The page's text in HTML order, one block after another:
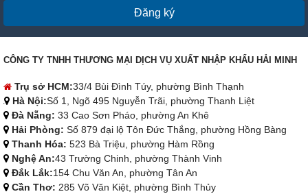
Đăng ký
CÔNG TY TNHH THƯƠNG MẠI DỊCH VỤ XUẤT NHẬP KHẨU HẢI MINH
Trụ sở HCM:33/4 Bùi Đình Túy, phường Bình Thạnh
Hà Nội:Số 1, Ngõ 495 Nguyễn Trãi, phường Thanh Liệt
Đà Nẵng: 33 Cao Sơn Pháo, phường An Khê
Hải Phòng: Số 879 đại lộ Tôn Đức Thắng, phường Hồng Bàng
Thanh Hóa: 523 Bà Triệu, phường Hàm Rồng
Nghệ An:43 Trường Chinh, phường Thành Vinh
Đắk Lắk:154 Chu Văn An, phường Tân An
Cần Thơ: 285 Võ Văn Kiệt, phường Bình Thủy